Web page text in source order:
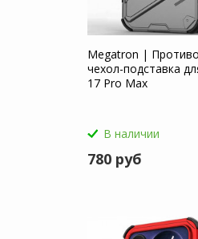
Megatron |
чехол-подставка
17 Pro Max
В наличии
780 руб